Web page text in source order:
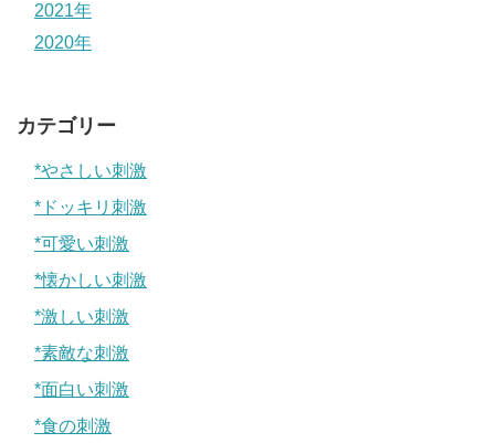
2021年
2020年
カテゴリー
*やさしい刺激
*ドッキリ刺激
*可愛い刺激
*懐かしい刺激
*激しい刺激
*素敵な刺激
*面白い刺激
*食の刺激